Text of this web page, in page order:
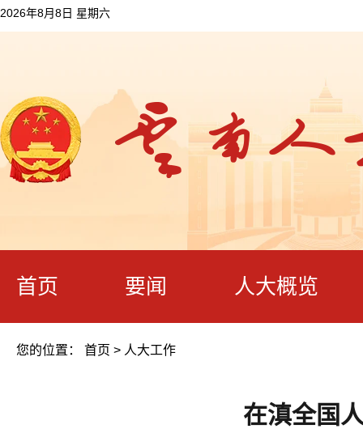
2026年8月8日 星期六
首页 要闻 人大概览
您的位置： 首页 > 人大工作
在滇全国